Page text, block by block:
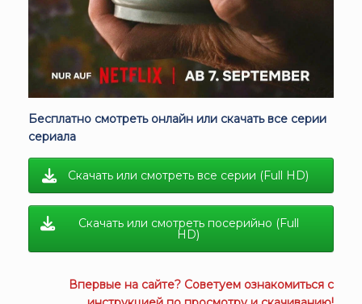
Бесплатно смотреть онлайн или скачать все серии
сериала
Скачать или смотреть все серии (Full HD)
Скачать или смотреть посерийно (Full
HD)
Впервые на сайте? Советуем ознакомиться с